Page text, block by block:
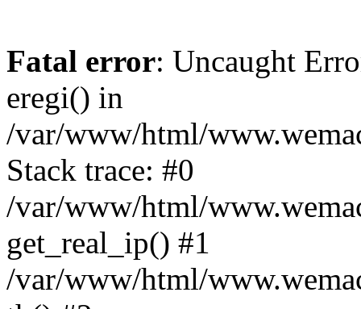
Fatal error: Uncaught
eregi() in
/var/www/html/
Stack trace: #0
/var/www/html/
get_real_ip() #1
/var/www/html/